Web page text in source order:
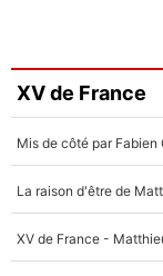
XV de France